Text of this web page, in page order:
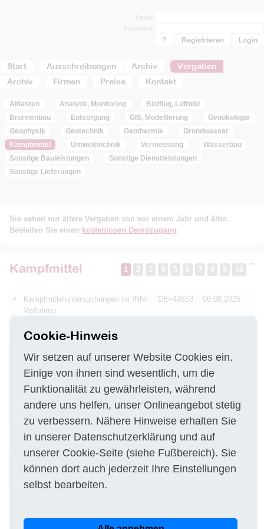
Start Ausschreibungen Archiv
Vergaben
Archiv
Firmen Preise Kontakt
? Registrieren
Altlasten Analytik, Monitoring
Bildflug, Luftbild
Brunnenbau
Entsorgung GIS, Modellierung
Geoökologie
Geophysik
Geotechnik Geothermie
Grundwasser
Kampfmittel
Umwelttechnik Vermessung
Wasserbau
Sonstige Bauleistungen
Sonstige Dienstleistungen
Sonstige Lieferungen
Sie sehen nur ältere Vergaben von vor einem Jahr und älter.
Bestellen Sie einen kostenlosen Demozugang.
Kampfmittel 1 2 3 4 5 6 7 8 9 10
Kampfmitteluntersuchungen im INN-
Verfahren
DE–44653 06.08.2025
Vorabmaßnahme KIKA Neubau
Dienstleistung Bodengutachter für
umfassende Untersuchung des
Baugrundes inkl. Abfalltechnische
Einstufung,
Kampfmitteluntersuchung und
DE–56076 24.07.2025
Suicardusstraße Süd
Bauleistung neue Fuß- und
Radwegebrücke inkl. Erdarbeiten
und Kampfmittelbeseitigung
DE–20539 16.07.2025
Elmshorn
Cookie-Hinweis
Wir setzen auf unserer Website Cookies ein.
Einige von ihnen sind wesentlich, um die
Funktionalität zu gewährleisten, während
andere uns helfen, unser Onlineangebot stetig
zu verbessern. Nähere Hinweise erhalten Sie
in unserer Datenschutzerklärung und auf
unserer Cookie-Seite (siehe Fußbereich). Sie
können dort auch jederzeit Ihre Einstellungen
selbst bearbeiten.